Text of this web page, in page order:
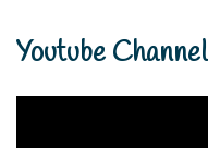
Youtube Channel